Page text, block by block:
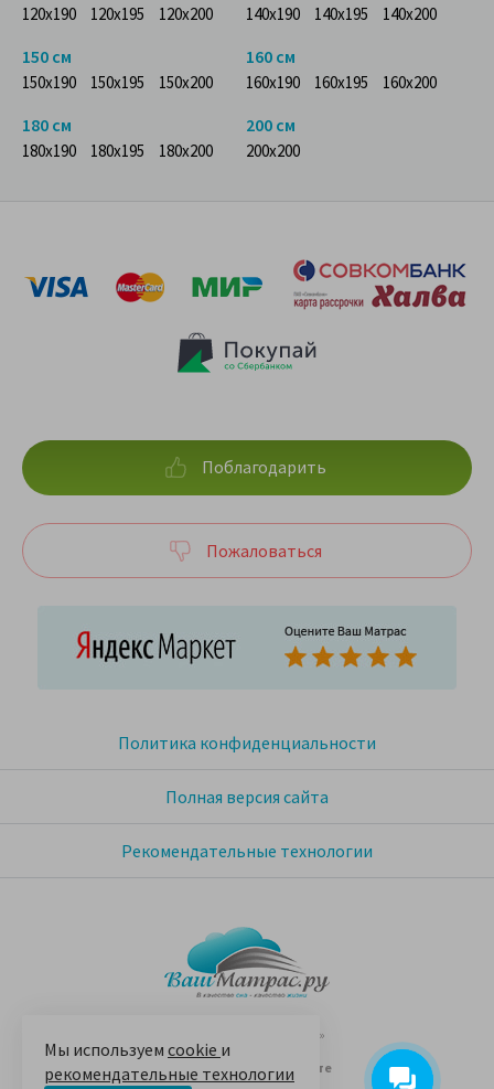
120x190 120x195 120x200 140x190 140x195 140x200
150 см
150x190 150x195 150x200
160 см
160x190 160x195 160x200
180 см
180x190 180x195 180x200
200 см
200x200
© 2005-2026 «Ваш матрас»
14 лет на Яндекс.Маркете
Политика конфиденциальности
Полная версия сайта
Рекомендательные технологии
Поблагодарить
Пожаловаться
Мы используем cookie и
рекомендательные технологии